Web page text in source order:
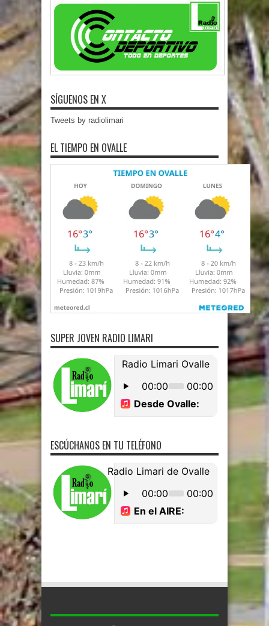
SÍGUENOS EN X
Tweets by radiolimari
EL TIEMPO EN OVALLE
SUPER JOVEN RADIO LIMARI
ESCÚCHANOS EN TU TELÉFONO